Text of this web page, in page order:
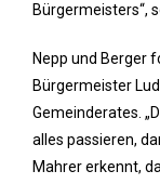
Bürgermeisters“,
Nepp und Berger
Bürgermeister
Gemeinderates.
alles passieren,
Mahrer erkennt,